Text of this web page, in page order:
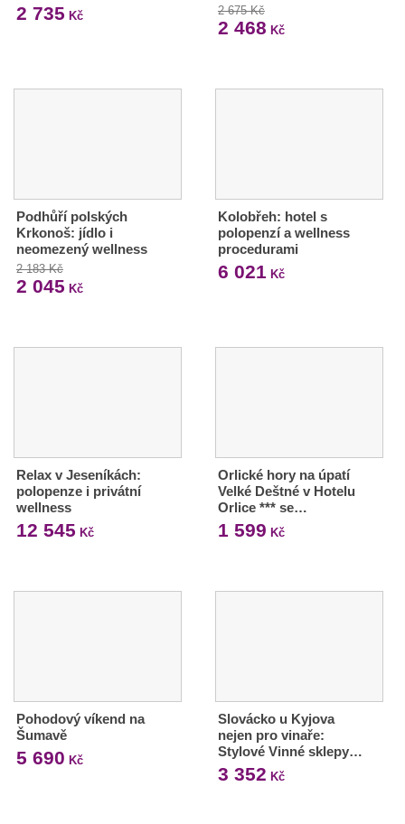
2 735 Kč 2 675 Kč
2 468 Kč
Podhůří polských
Krkonoš: jídlo i
neomezený wellness
2 183 Kč
2 045 Kč
Kolobřeh: hotel s
polopenzí a wellness
procedurami
6 021 Kč
Relax v Jeseníkách:
polopenze i privátní
wellness
12 545 Kč
Orlické hory na úpatí
Velké Deštné v Hotelu
Orlice *** se…
1 599 Kč
Pohodový víkend na
Šumavě
5 690 Kč
Slovácko u Kyjova
nejen pro vinaře:
Stylové Vinné sklepy…
3 352 Kč